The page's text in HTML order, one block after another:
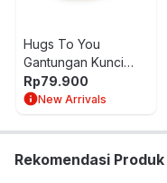
Hugs To You
Gantungan Kunci
Boneka Plush Calico
Cat Lying Down - Mix
Rp79.900
New Arrivals
Rekomendasi